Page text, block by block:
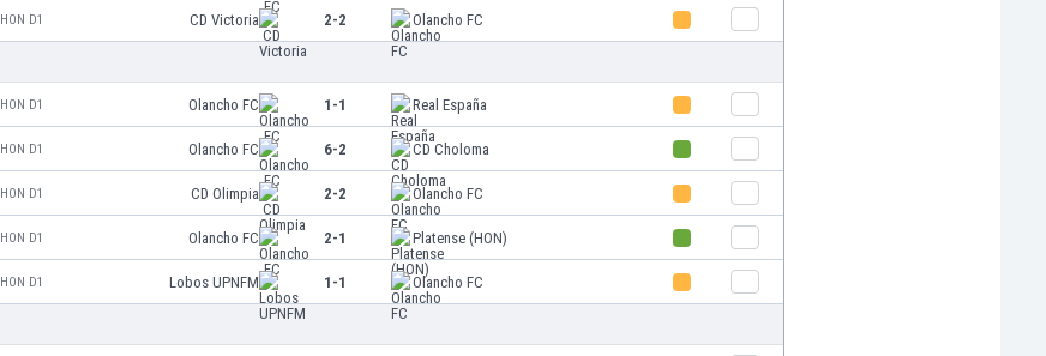
HON D1 CD Victoria 2-2 Olancho FC
HON D1 Olancho FC 1-1 Real España
HON D1 Olancho FC 6-2 CD Choloma
HON D1 CD Olimpia 2-2 Olancho FC
HON D1 Olancho FC 2-1 Platense (HON)
HON D1 Lobos UPNFM 1-1 Olancho FC